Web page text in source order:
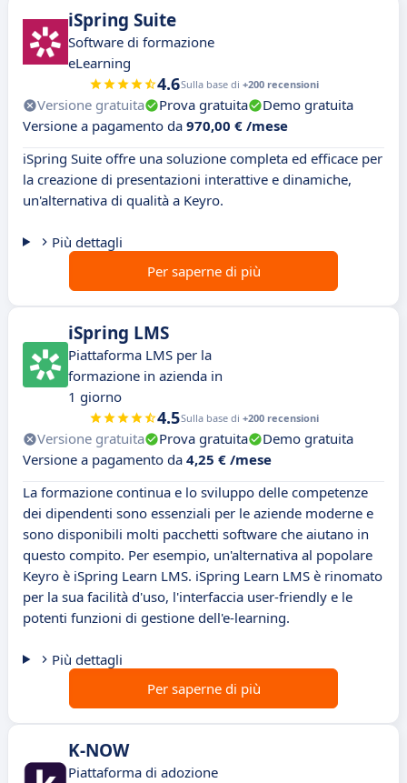
iSpring Suite
Software di formazione
eLearning
4.6Sulla base di +200 recensioni
Versione gratuita Prova gratuita
Demo gratuita
Versione a pagamento da 970,00 € /mese
iSpring Suite offre una soluzione completa ed efficace per
la creazione di presentazioni interattive e dinamiche,
un'alternativa di qualità a Keyro.
Più dettagli
Per saperne di più
iSpring LMS
Piattaforma LMS per la
formazione in azienda in
1 giorno
4.5Sulla base di +200 recensioni
Versione gratuita Prova gratuita
Demo gratuita
Versione a pagamento da 4,25 € /mese
La formazione continua e lo sviluppo delle competenze
dei dipendenti sono essenziali per le aziende moderne e
sono disponibili molti pacchetti software che aiutano in
questo compito. Per esempio, un'alternativa al popolare
Keyro è iSpring Learn LMS. iSpring Learn LMS è rinomato
per la sua facilità d'uso, l'interfaccia user-friendly e le
potenti funzioni di gestione dell'e-learning.
Più dettagli
Per saperne di più
K-NOW
Piattaforma di adozione